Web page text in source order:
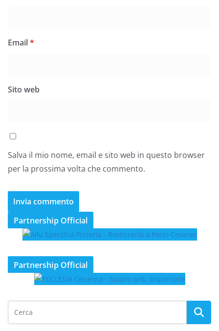
Email*
Sito web
Salva il mio nome, email e sito web in questo browser
per la prossima volta che commento.
Partnership Official
Partnership Official